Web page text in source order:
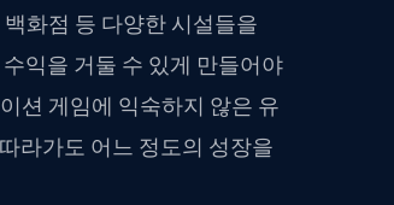
화점 등 다양한 시설들을
익을 거둘 수 있게 만들어야
션 게임에 익숙하지 않은 유
라가도 어느 정도의 성장을